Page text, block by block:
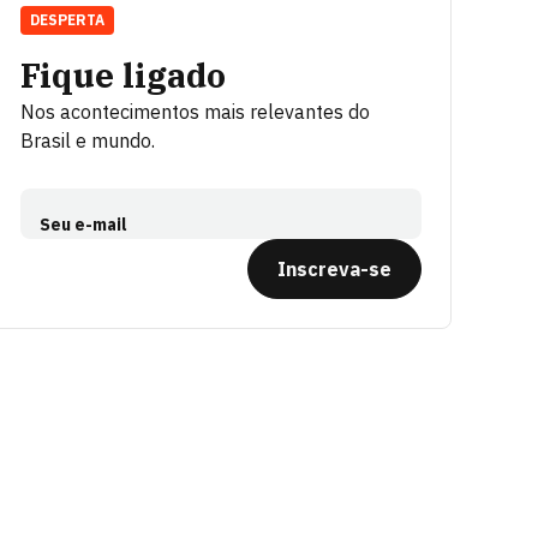
Fique ligado
Nos acontecimentos mais relevantes do
Brasil e mundo.
Seu e-mail
Inscreva-se
DESPERTA